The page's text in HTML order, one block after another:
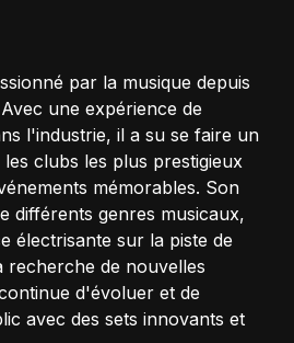
par la musique depuis
une expérience de
l'industrie, il a su se faire un
clubs les plus prestigieux
mémorables. Son
différents genres musicaux,
électrisante sur la piste de
recherche de nouvelles
d'évoluer et de
avec des sets innovants et